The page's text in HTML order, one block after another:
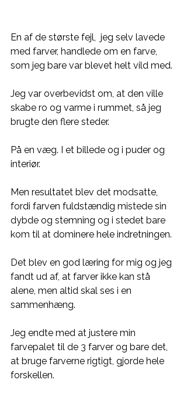
En af de største fejl,  jeg selv lavede
med farver, handlede om en farve,
som jeg bare var blevet helt vild med.
Jeg var overbevidst om, at den ville
skabe ro og varme i rummet, så jeg
brugte den flere steder.
På en væg. I et billede og i puder og
interiør.
Men resultatet blev det modsatte,
fordi farven fuldstændig mistede sin
dybde og stemning og i stedet bare
kom til at dominere hele indretningen.
Det blev en god læring for mig og jeg
fandt ud af, at farver ikke kan stå
alene, men altid skal ses i en
sammenhæng.
Jeg endte med at justere min
farvepalet til de 3 farver og bare det,
at bruge farverne rigtigt, gjorde hele
forskellen.